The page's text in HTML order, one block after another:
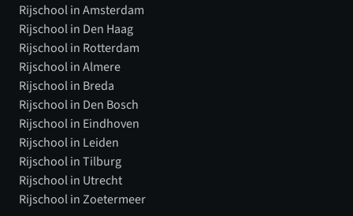
Rijschool in Amsterdam
Rijschool in Den Haag
Rijschool in Rotterdam
Rijschool in Almere
Rijschool in Breda
Rijschool in Den Bosch
Rijschool in Eindhoven
Rijschool in Leiden
Rijschool in Tilburg
Rijschool in Utrecht
Rijschool in Zoetermeer